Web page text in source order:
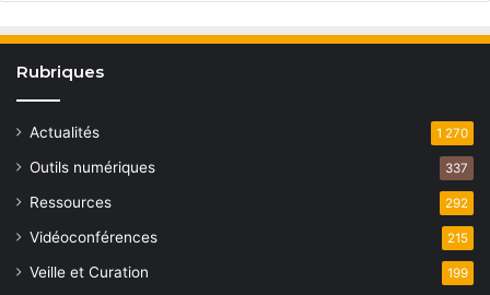
Rubriques
Actualités 1 270
Outils numériques 337
Ressources 292
Vidéoconférences 215
Veille et Curation 199